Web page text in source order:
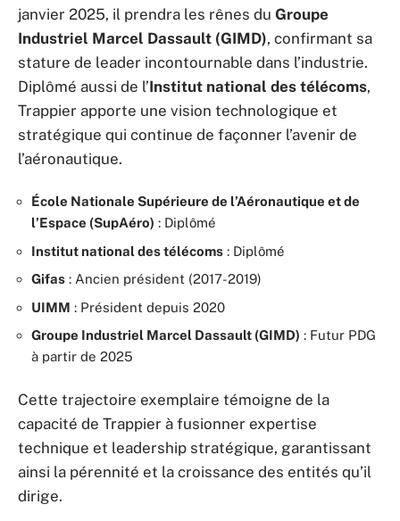
janvier 2025, il prendra les rênes du Groupe
Industriel Marcel Dassault (GIMD), confirmant sa
stature de leader incontournable dans l’industrie.
Diplômé aussi de l’Institut national des télécoms,
Trappier apporte une vision technologique et
stratégique qui continue de façonner l’avenir de
l’aéronautique.
École Nationale Supérieure de l’Aéronautique et de
l’Espace (SupAéro) : Diplômé
Institut national des télécoms : Diplômé
Gifas : Ancien président (2017-2019)
UIMM : Président depuis 2020
Groupe Industriel Marcel Dassault (GIMD) : Futur PDG
à partir de 2025
Cette trajectoire exemplaire témoigne de la
capacité de Trappier à fusionner expertise
technique et leadership stratégique, garantissant
ainsi la pérennité et la croissance des entités qu’il
dirige.